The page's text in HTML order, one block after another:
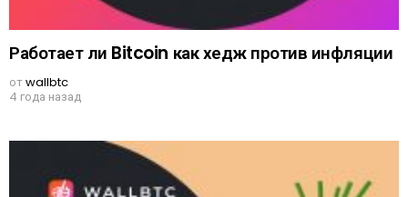
Работает ли Bitcoin как хедж против инфляции
отwallbtc
4 года назад